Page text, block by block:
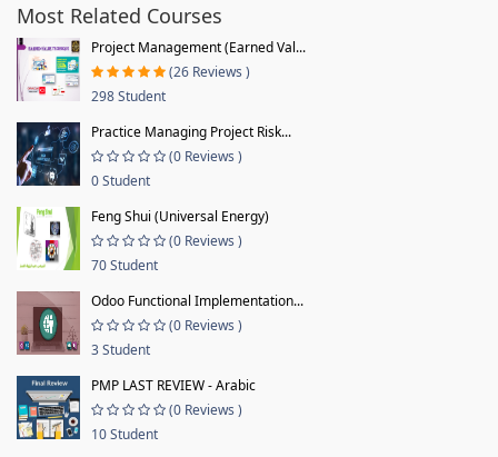
Most Related Courses
Project Management (Earned Val...
(26 Reviews )
298 Student
Practice Managing Project Risk...
(0 Reviews )
0 Student
Feng Shui (Universal Energy)
(0 Reviews )
70 Student
Odoo Functional Implementation...
(0 Reviews )
3 Student
PMP LAST REVIEW - Arabic
(0 Reviews )
10 Student